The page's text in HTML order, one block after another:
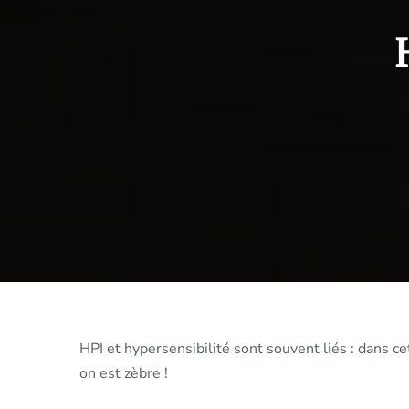
HPI et hypersensibilité sont souvent liés : dans
on est zèbre !